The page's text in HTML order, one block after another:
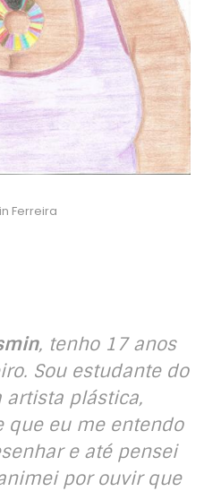
Ferreira
, tenho 17 anos
Sou estudante do
artista plástica,
que eu me entendo
e até pensei
por ouvir que